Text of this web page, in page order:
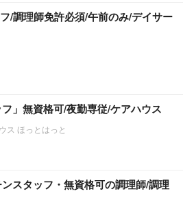
/調理師免許必須/午前のみ/デイサー
フ」無資格可/夜勤専従/ケアハウス
ス ほっとはっと
スタッフ・無資格可の調理師/調理